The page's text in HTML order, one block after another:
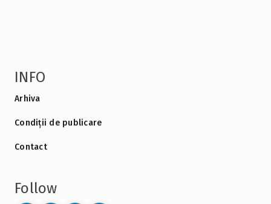
INFO
Arhiva
Condiții de publicare
Contact
Follow